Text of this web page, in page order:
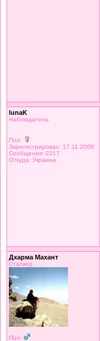
lunaK
Наблюдатель
Пол:
Зарегистрирован: 17.11.2008
Сообщения: 2217
Откуда: Украина
Дхарма Махант
Сталкер.
Пол: